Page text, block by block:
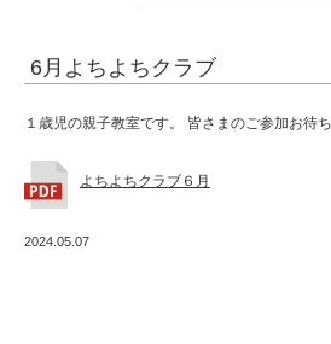
で
ん
6月よちよちクラブ
１歳児の親子教室です。 皆さまのご参加お待
よちよちクラブ６月
2024.05.07